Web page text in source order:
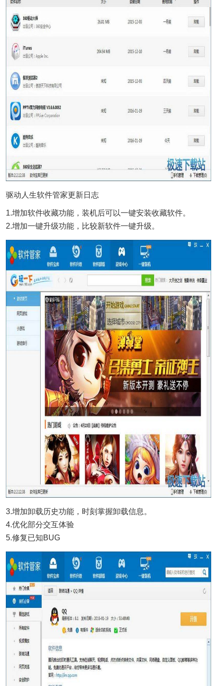
驱动人生软件管家更新日志
1.增加软件收藏功能，装机后可以一键安装收藏软件。
2.增加一键升级功能，比较新软件一键升级。
3.增加卸载历史功能，时刻掌握卸载信息。
4.优化部分交互体验
5.修复已知BUG